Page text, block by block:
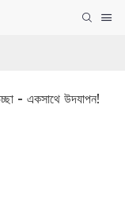
- একসাথে উদযাপন!